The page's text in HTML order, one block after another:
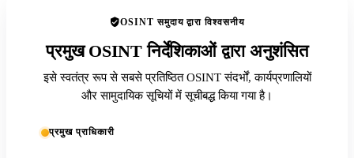
OSINT समुदाय द्वारा विश्वसनीय
प्रमुख OSINT निर्देशिकाओं द्वारा अनुशंसित
इसे स्वतंत्र रूप से सबसे प्रतिष्ठित OSINT संदर्भों, कार्यप्रणालियों
और सामुदायिक सूचियों में सूचीबद्ध किया गया है।
प्रमुख प्राधिकारी